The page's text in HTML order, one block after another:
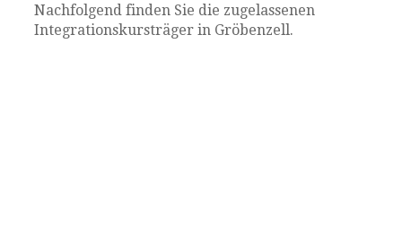
Nachfolgend finden Sie die zugelassenen
Integrationskursträger in Gröbenzell.